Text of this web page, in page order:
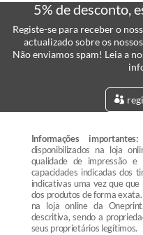
5% de desconto,
Registe-se para receber o
actualizado sobre os
Não enviamos spam! Leia a
Informações importantes:
disponibilizados na loja
qualidade de impressão e
capacidades indicadas dos
indicativas uma vez que que
dos produtos de forma
na loja online da
descritiva, sendo a
seus proprietários legítimos.